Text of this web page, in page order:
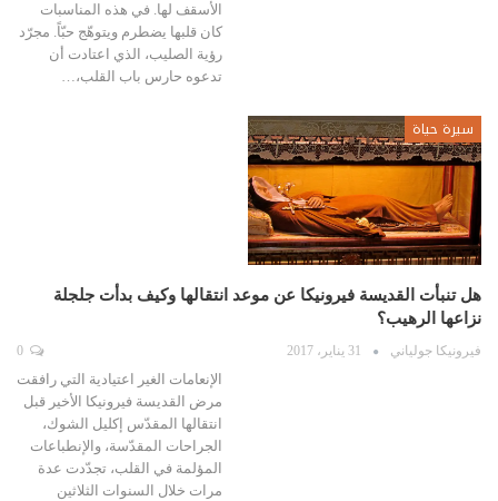
الأسقف لها. في هذه المناسبات
كان قلبها يضطرم ويتوهّج حبّاً. مجرّد
رؤية الصليب، الذي اعتادت أن
تدعوه حارس باب القلب،…
سيرة حياة
هل تنبأت القديسة فيرونيكا عن موعد انتقالها وكيف بدأت جلجلة
نزاعها الرهيب؟
فيرونيكا جولياني 31 يناير، 2017
الإنعامات الغير اعتيادية التي رافقت
مرض القديسة فيرونيكا الأخير قبل
انتقالها المقدّس إكليل الشوك،
الجراحات المقدّسة، والإنطباعات
المؤلمة في القلب، تجدّدت عدة
مرات خلال السنوات الثلاثين